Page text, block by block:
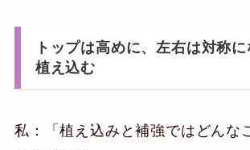
トップは高めに、左右は対称
植え込む
私：「植え込みと補強ではどんな